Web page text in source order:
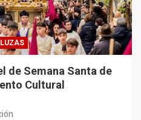
de Semana Santa de
Cultural